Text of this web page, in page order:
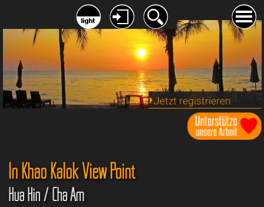
Jetzt registrieren
In Khao Kalok View Point
Hua Hin / Cha Am